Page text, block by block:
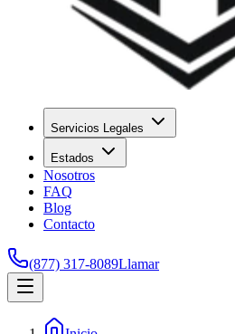
Servicios Legales
Estados
Nosotros
FAQ
Blog
Contacto
(877) 317-8089Llamar